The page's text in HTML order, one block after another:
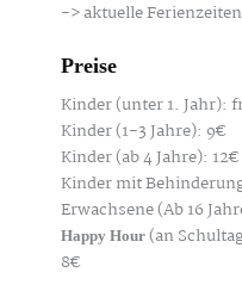
-> aktuelle
Preise
Kinder (unter 1. Jahr):
Kinder (1-3 Jahre): 9€
Kinder (ab 4 Jahre): 12€
Kinder mit
Erwachsene (Ab 16
Happy Hour (an
8€